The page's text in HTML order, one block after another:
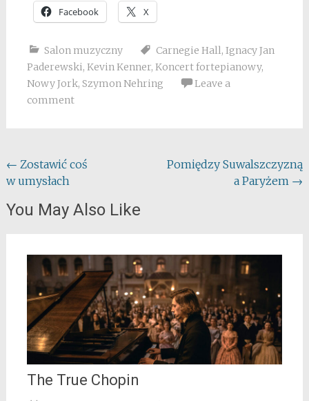
Facebook X
Salon muzyczny Carnegie Hall, Ignacy Jan
Paderewski, Kevin Kenner, Koncert fortepianowy,
Nowy Jork, Szymon Nehring
Leave a
comment
Post
navigation
← Zostawić coś
w umysłach
Pomiędzy Suwalszczyzną
a Paryżem →
You May Also Like
The True Chopin